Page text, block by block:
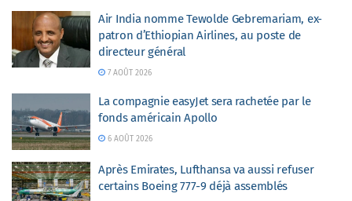
Air India nomme Tewolde Gebremariam, ex-
patron d’Ethiopian Airlines, au poste de
directeur général
7 AOÛT 2026
La compagnie easyJet sera rachetée par le
fonds américain Apollo
6 AOÛT 2026
Après Emirates, Lufthansa va aussi refuser
certains Boeing 777-9 déjà assemblés